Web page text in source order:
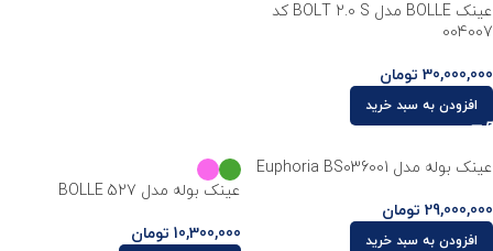
عینک BOLLE مدل BOLT 2.0 S کد
004007
30,000,000 تومان
افزودن به سبد خرید
عینک بوله مدل Euphoria BS036001
29,000,000 تومان
افزودن به سبد خرید
عینک بوله مدل BOLLE 527
10,300,000 تومان